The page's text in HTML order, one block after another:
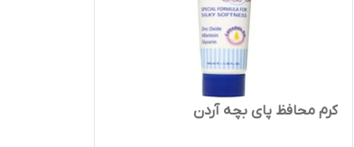
کرم محافظ پای بچه آردن